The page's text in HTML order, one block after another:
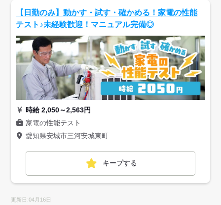
【日勤のみ】動かす・試す・確かめる！家電の性能
テスト♪未経験歓迎！マニュアル完備◎
時給 2,050～2,563円
家電の性能テスト
愛知県安城市三河安城東町
キープする
更新日:04月16日